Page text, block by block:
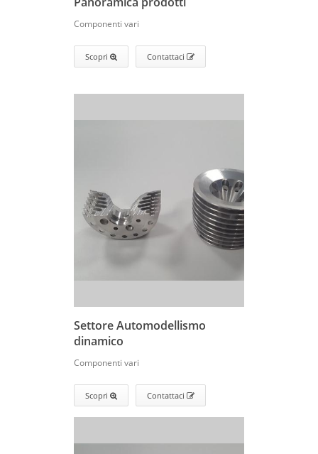
Componenti vari
Scopri Contattaci
Settore Automodellismo
dinamico
Componenti vari
Scopri Contattaci